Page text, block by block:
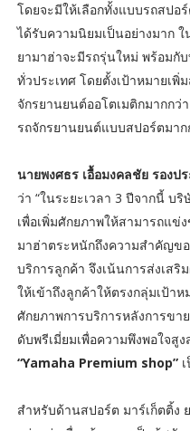
โดยจะมีให้เลือกทั้งแบบรถสปอ
ได้รับความนิยมเป็นอย่างมาก
ยามาฮ่าจะมีรถรุ่นใหม่ พร้อมกั
ทั่วประเทศ โดยตั้งเป้าหมายเ
จักรยานยนต์ออโตเมติกมากกว่
รถจักรยานยนต์แบบสปอร์ตมาก
นายพงศธร เอื้อมงคลชัย รองป
ว่า “ในระยะเวลา 3 ปีจากนี้
เพื่อเพิ่มศักยภาพให้สามารถแ
มาฮ่าตระหนักถึงความสำคัญข
บริการลูกค้า จึงเน้นการส่งเส
ให้เข้าถึงลูกค้าให้ตรงกลุ่มเป้า
ศักยภาพการบริการหลังการขา
ดับพรีเมี่ยมเพื่อความพึงพอใจสู
“Yamaha Premium shop”
สำหรับด้านสปอร์ต มาร์เก็ตติ้ง